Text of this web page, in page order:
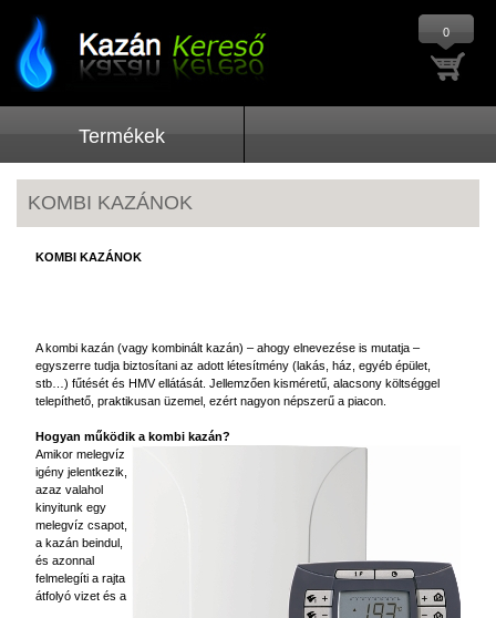
0
Termékek
KOMBI KAZÁNOK
KOMBI KAZÁNOK
A kombi kazán (vagy kombinált kazán) – ahogy elnevezése is mutatja –
egyszerre tudja biztosítani az adott létesítmény (lakás, ház, egyéb épület,
stb…) fűtését és HMV ellátását. Jellemzően kisméretű, alacsony költséggel
telepíthető, praktikusan üzemel, ezért nagyon népszerű a piacon.
Hogyan működik a kombi kazán?
Amikor melegvíz
igény jelentkezik,
azaz valahol
kinyitunk egy
melegvíz csapot,
a kazán beindul,
és azonnal
felmelegíti a rajta
átfolyó vizet és a